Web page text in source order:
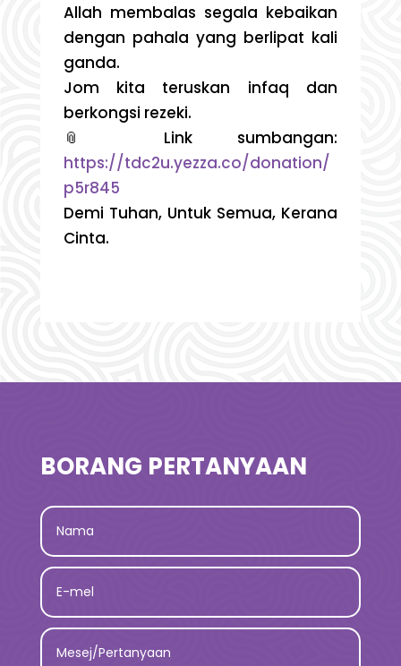
Allah membalas segala kebaikan
dengan pahala yang berlipat kali
ganda.
Jom kita teruskan infaq dan
berkongsi rezeki.
📎 Link sumbangan:
https://tdc2u.yezza.co/donation/
p5r845
Demi Tuhan, Untuk Semua, Kerana
Cinta.
BORANG PERTANYAAN